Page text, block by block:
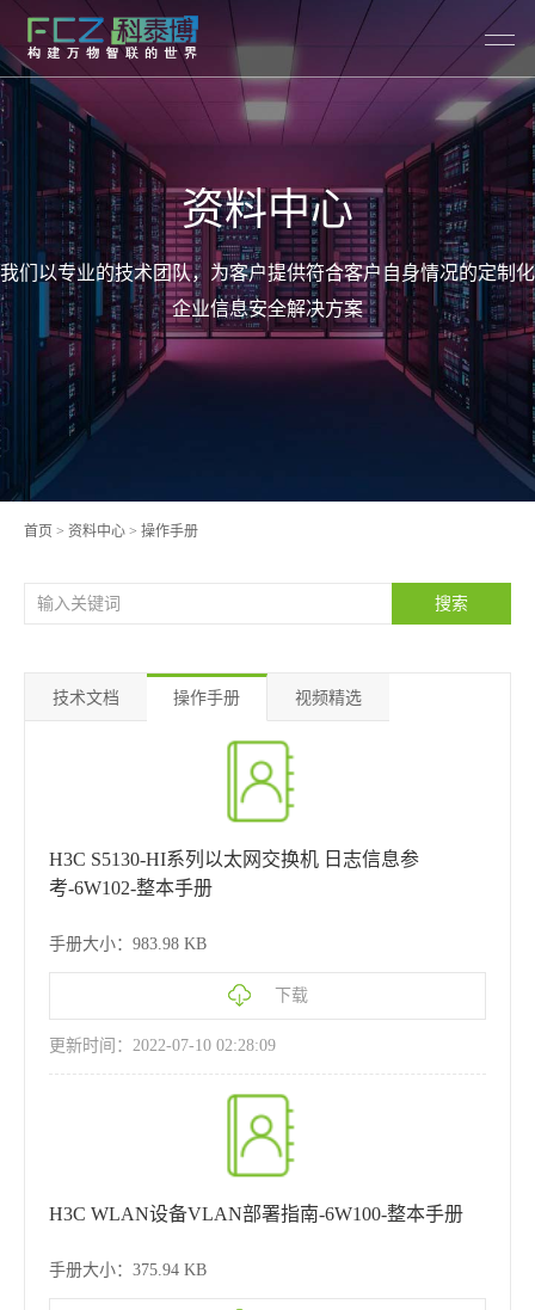
资料中心
我们以专业的技术团队，为客户提供符合客户自身情况的定制化
企业信息安全解决方案
首页 > 资料中心 > 操作手册
技术文档 操作手册 视频精选
H3C S5130-HI系列以太网交换机 日志信息参
考-6W102-整本手册
手册大小：983.98 KB
下载
更新时间：2022-07-10 02:28:09
H3C WLAN设备VLAN部署指南-6W100-整本手册
手册大小：375.94 KB